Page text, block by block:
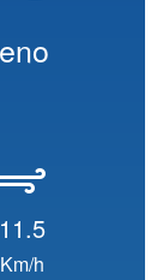
11.5
Km/h